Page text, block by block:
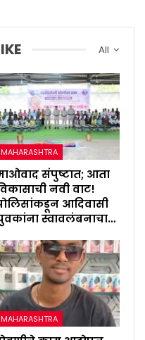
All
MAHARASHTRA
संपुष्टात; आता
नवी वाट!
आदिवासी
स्वावलंबनाचा…
MAHARASHTRA